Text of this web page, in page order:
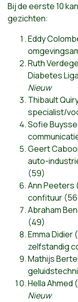
Bij de eerste 10
gezichten:
Eddy
Ruth
Diabetes
Nieuw
Thibault
specialist/
Sofie
Geert
auto-
(59)
Ann Peeters
confituur
Abraham
(49)
Emma
zelfstandig
Mathijs
Hella Ahmed
Nieuw